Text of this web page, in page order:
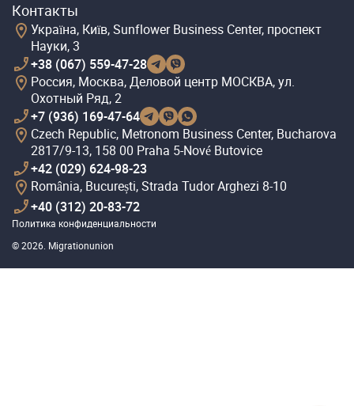
Контакты
Україна, Київ, Sunflower Business Center, проспект
Науки, 3
+38 (067) 559-47-28
Россия, Москва, Деловой центр МОСКВА, ул.
Охотный Ряд, 2
+7 (936) 169-47-64
Czech Republic, Metronom Business Center, Bucharova
2817/9-13, 158 00 Praha 5-Nové Butovice
+42 (029) 624-98-23
România, București, Strada Tudor Arghezi 8-10
+40 (312) 20-83-72
© 2026. Migrationunion
Политика конфиденциальности